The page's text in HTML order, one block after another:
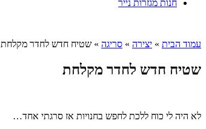
חנות מגזרות נייר
עמוד הבית » יצירה » סריגה » שטיח חדש לחדר מקלחת
שטיח חדש לחדר מקלחת
לא היה לי כוח ללכת לחפש בחנויות אז סרגתי אחד…